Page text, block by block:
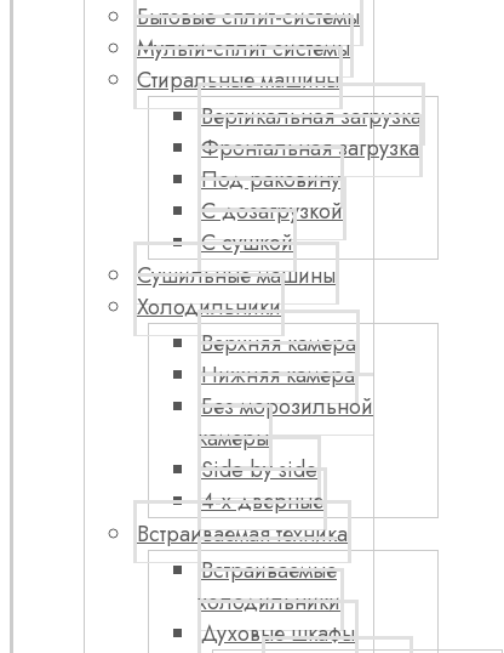
Бытовые сплит-системы
Мульти-сплит системы
Стиральные машины
Вертикальная загрузка
Фронтальная загрузка
Под раковину
С дозагрузкой
С сушкой
Сушильные машины
Холодильники
Верхняя камера
Нижняя камера
Без морозильной
камеры
Side by side
4-х дверные
Встраиваемая техника
Встраиваемые
холодильники
Духовые шкафы